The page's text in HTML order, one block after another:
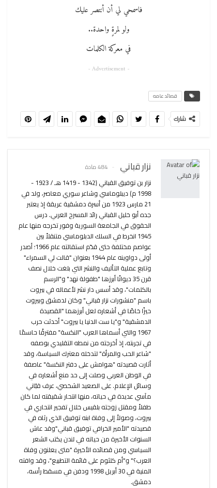
فاسمحي لي أن أنتصر عليك
ولو لمرةٍ واحدة..
في معركة الكلمات
- Advertisement -
قصائد عامه
شارك
نزار قباني 484 مادة
نزار بن توفيق القباني (1342 - 1419 هـ / 1923 -
1998 م) ديبلوماسي وشاعر سوري معاصر، ولد في
21 مارس 1923 من أسرة دمشقية عريقة إذ يعتبر
جده أبو خليل القباني رائد المسرح العربي. درس
الحقوق في الجامعة السورية وفور تخرجه منها عام
1945 انخرط في السلك الدبلوماسي متنقلاً بين
عواصم مختلفة حتى قدّم استقالته عام 1966؛ أصدر
أولى دواوينه عام 1944 بعنوان "قالت لي السمراء"
وتابع عملية التأليف والنشر التي بلغت خلال نصف
قرن 35 ديوانًا أبرزها "طفولة نهد" و"الرسم
بالكلمات"، وقد أسس دار نشر لأعماله في بيروت
باسم "منشورات نزار قباني" وكان لدمشق وبيروت
حيزًا خاصًا في أشعاره لعل أبرزهما "القصيدة
الدمشقية" و"يا ست الدنيا يا بيروت" أحدثت حرب
1967 والتي أسماها العرب "النكسة" مفترقًا حاسمًا
في تجربته، إذ أخرجته من نمطه التقليدي بوصفه
"شاعر الحب والمرأة" لتدخله معترك السياسة، وقد
أثارت قصيدته "هوامش على دفتر النكسة" عاصفة
في الوطن العربي وصلت إلى حد منع أشعاره في
وسائل الإعلام. على الصعيد الشخصي، عرف قبّاني
مآسي عديدة في حياته، منها انتحار شقيقته لما كان
طفلاً ومقتل زوجته بلقيس خلال تفجير انتحاري في
بيروت، وصولاً إلى وفاة ابنه توفيق الذي رثاه في
قصيدته "الأمير الخرافي توفيق قباني"وقد عاش
السنوات الأخيرة من حياته في لندن يكتب الشعر
السياسي ومن قصائده الأخيرة "متى يعلنون وفاة
العرب؟" و"أم كلثوم على قائمة التطبيع"، وقد وافته
المنية في 30 أبريل 1998 ودفن في مسقط رأسه،
دمشق.